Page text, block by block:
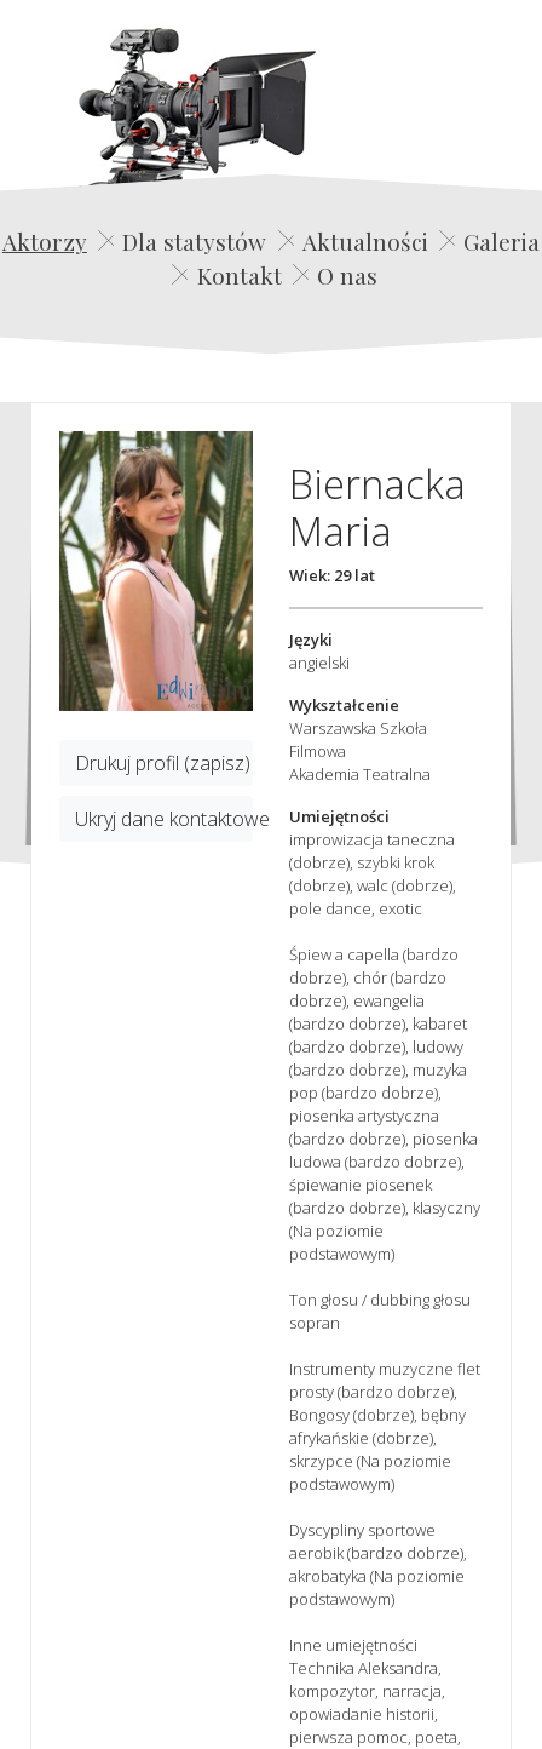
Edwin Film Agencja Aktorska
Aktorzy Dla statystów Aktualności
Galeria
Kontakt
O nas
Drukuj profil (zapisz)
Ukryj dane kontaktowe
Biernacka
Maria
Wiek: 29 lat
Języki
angielski
Wykształcenie
Warszawska Szkoła
Filmowa
Akademia Teatralna
Umiejętności
improwizacja taneczna
(dobrze), szybki krok
(dobrze), walc (dobrze),
pole dance, exotic
Śpiew a capella (bardzo
dobrze), chór (bardzo
dobrze), ewangelia
(bardzo dobrze), kabaret
(bardzo dobrze), ludowy
(bardzo dobrze), muzyka
pop (bardzo dobrze),
piosenka artystyczna
(bardzo dobrze), piosenka
ludowa (bardzo dobrze),
śpiewanie piosenek
(bardzo dobrze), klasyczny
(Na poziomie
podstawowym)
Ton głosu / dubbing głosu
sopran
Instrumenty muzyczne flet
prosty (bardzo dobrze),
Bongosy (dobrze), bębny
afrykańskie (dobrze),
skrzypce (Na poziomie
podstawowym)
Dyscypliny sportowe
aerobik (bardzo dobrze),
akrobatyka (Na poziomie
podstawowym)
Inne umiejętności
Technika Aleksandra,
kompozytor, narracja,
opowiadanie historii,
pierwsza pomoc, poeta,